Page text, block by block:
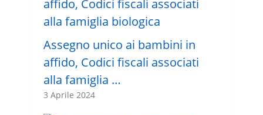
Assegno unico ai bambini in
affido, Codici fiscali associati
alla famiglia …
3 Aprile 2024